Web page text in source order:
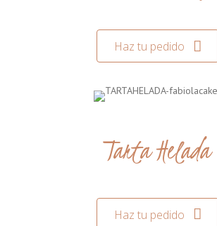
Haz tu pedido
Tarta Helada
Haz tu pedido